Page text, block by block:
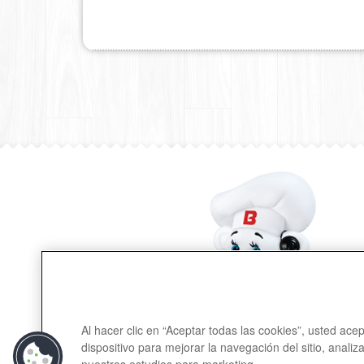
Contactanos
Al hacer clic en “Aceptar todas las cookies”, usted
dispositivo para mejorar la navegación del sitio,